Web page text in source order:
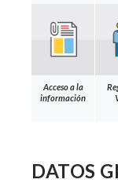
Acceso a la
información
DATOS